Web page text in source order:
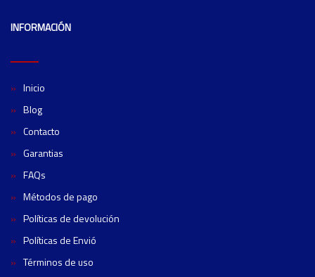
INFORMACIÓN
Inicio
Blog
Contacto
Garantias
FAQs
Métodos de pago
Políticas de devolución
Políticas de Envió
Términos de uso